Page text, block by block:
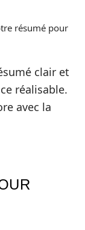
résumé pour
clair et
réalisable.
avec la